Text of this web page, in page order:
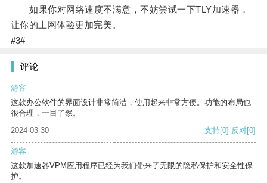
如果你对网络速度不满意，不妨尝试一下TLY加速器，
让你的上网体验更加完美。
#3#
评论
游客
这款办公软件的界面设计非常简洁，使用起来非常方便。功能的布局也
很合理，一目了然。
2024-03-30
支持[0] 反对[0]
游客
这款加速器VPM应用程序已经为我们带来了无限的隐私保护和安全性保
护。